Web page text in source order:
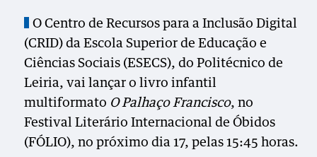
O Centro de Recursos para a Inclusão Digital
(CRID) da Escola Superior de Educação e
Ciências Sociais (ESECS), do Politécnico de
Leiria, vai lançar o livro infantil
multiformato O Palhaço Francisco, no
Festival Literário Internacional de Óbidos
(FÓLIO), no próximo dia 17, pelas 15:45 horas.